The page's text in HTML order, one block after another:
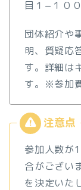
目１−１００
団体紹介や
明、質疑応
す。詳細は
す。※参加
参加人数が
合がござい
を決定いた